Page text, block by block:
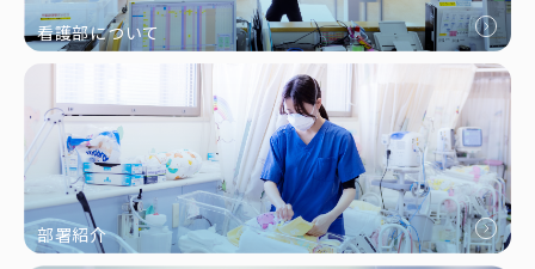
看護部について
部署紹介